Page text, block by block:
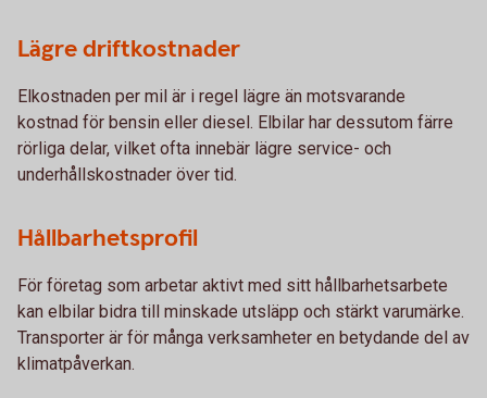
Lägre driftkostnader
Elkostnaden per mil är i regel lägre än motsvarande
kostnad för bensin eller diesel. Elbilar har dessutom färre
rörliga delar, vilket ofta innebär lägre service- och
underhållskostnader över tid.
Hållbarhetsprofil
För företag som arbetar aktivt med sitt hållbarhetsarbete
kan elbilar bidra till minskade utsläpp och stärkt varumärke.
Transporter är för många verksamheter en betydande del av
klimatpåverkan.